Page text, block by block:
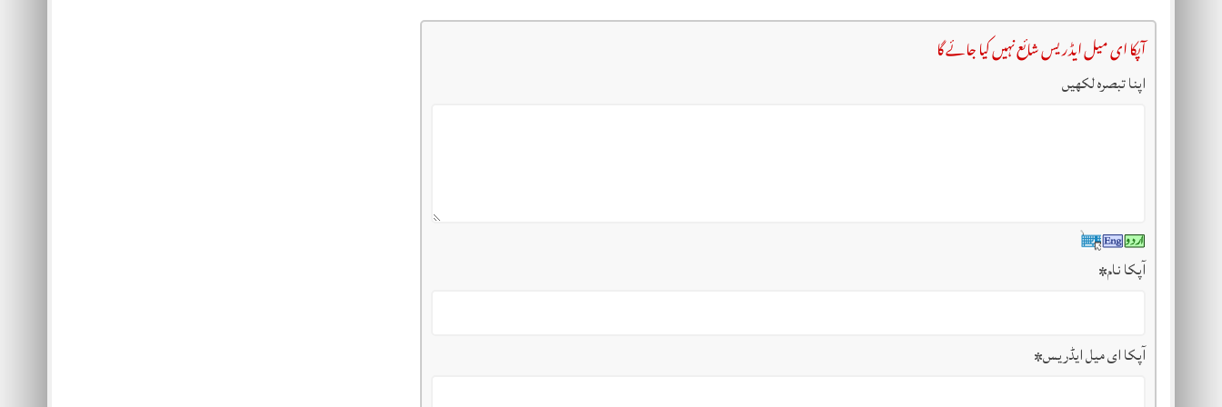
آپکا ای میل ایڈریس شائع نہیں کیا جائے گا
اپنا تبصرہ لکھیں
آپکا نام*
آپکا ای میل ایڈریس*